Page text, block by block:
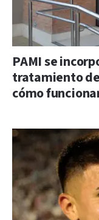
PAMI se
tratamiento
cómo